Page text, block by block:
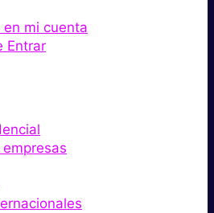
en mi cuenta
Entrar